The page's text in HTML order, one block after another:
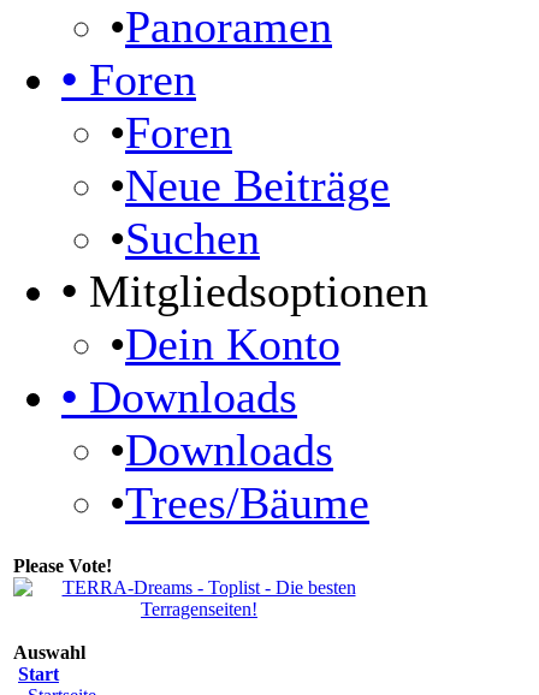
•Panoramen
• Foren
•Foren
•Neue Beiträge
•Suchen
• Mitgliedsoptionen
•Dein Konto
• Downloads
•Downloads
•Trees/Bäume
Please Vote!
Auswahl
Start